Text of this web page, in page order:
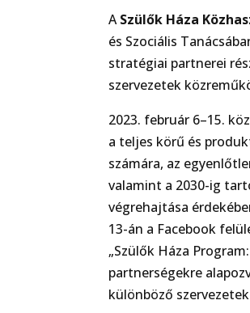
ASzülők Háza
és Szociális
stratégiai partnerei
szervezetek
2023. február 6–15.
a teljes körű és
számára, az
valamint a 2030-ig
végrehajtása
13-án a Facebook
„Szülők Háza
partnerségekre
különböző